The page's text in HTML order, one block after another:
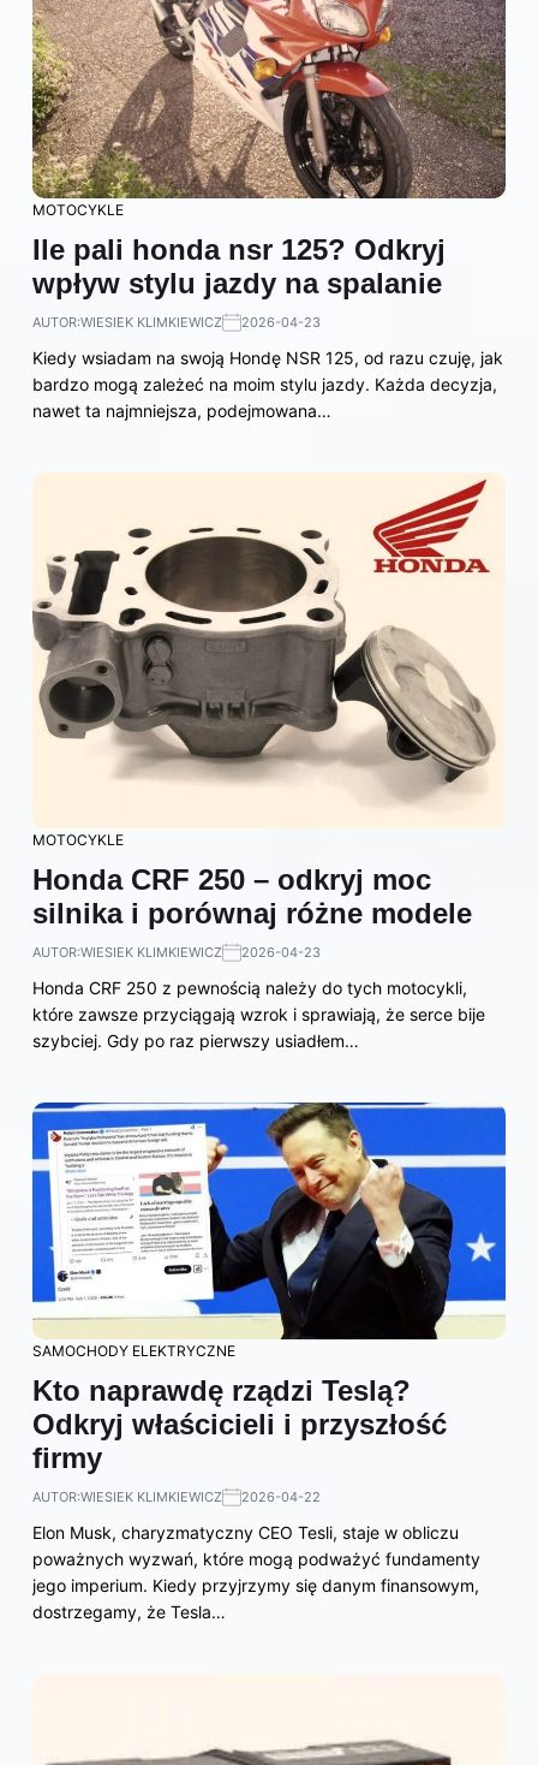
MOTOCYKLE
Ile pali honda nsr 125? Odkryj
wpływ stylu jazdy na spalanie
AUTOR:WIESIEK KLIMKIEWICZ 2026-04-23
Kiedy wsiadam na swoją Hondę NSR 125, od razu czuję, jak
bardzo mogą zależeć na moim stylu jazdy. Każda decyzja,
nawet ta najmniejsza, podejmowana…
MOTOCYKLE
Honda CRF 250 – odkryj moc
silnika i porównaj różne modele
AUTOR:WIESIEK KLIMKIEWICZ 2026-04-23
Honda CRF 250 z pewnością należy do tych motocykli,
które zawsze przyciągają wzrok i sprawiają, że serce bije
szybciej. Gdy po raz pierwszy usiadłem…
SAMOCHODY ELEKTRYCZNE
Kto naprawdę rządzi Teslą?
Odkryj właścicieli i przyszłość
firmy
AUTOR:WIESIEK KLIMKIEWICZ 2026-04-22
Elon Musk, charyzmatyczny CEO Tesli, staje w obliczu
poważnych wyzwań, które mogą podważyć fundamenty
jego imperium. Kiedy przyjrzymy się danym finansowym,
dostrzegamy, że Tesla…